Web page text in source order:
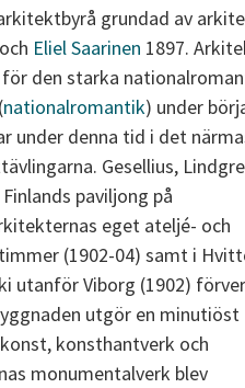
grundad av
och Eliel Saarinen 1897.
den starka
nationalromantik) under
under denna tid i det
Gesellius,
paviljong på
eget ateljé- och
(1902-04) samt i
utanför Viborg (1902)
utgör en minutiöst
konsthantverk och
monumentalverk blev